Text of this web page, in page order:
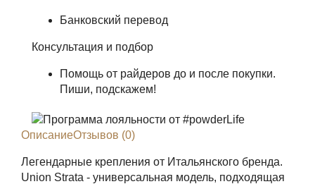
Банковский перевод
Консультация и подбор
Помощь от райдеров до и после покупки.
Пиши, подскажем!
ОписаниеОтзывов (0)
Легендарные крепления от Итальянского бренда.
Union Strata - универсальная модель, подходящая